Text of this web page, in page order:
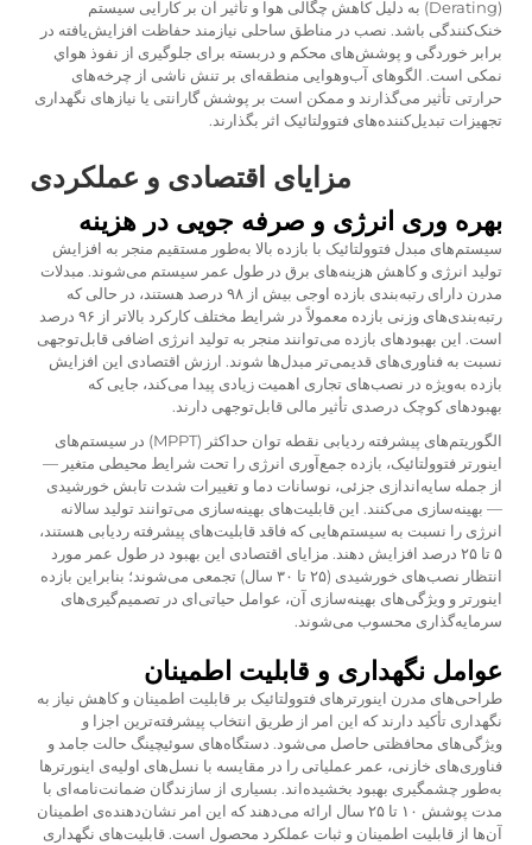
(Derating) به دلیل کاهش چگالی هوا و تأثیر آن بر کارایی سیستم
خنک‌کنندگی باشد. نصب در مناطق ساحلی نیازمند حفاظت افزایش‌یافته در
برابر خوردگی و پوشش‌های محکم و دربسته برای جلوگیری از نفوذ هواي
نمکی است. الگوهای آب‌وهوایی منطقه‌ای بر تنش ناشی از چرخه‌های
حرارتی تأثیر می‌گذارند و ممکن است بر پوشش گارانتی یا نیازهای نگهداری
تجهیزات تبدیل‌کننده‌های فتوولتائیک اثر بگذارند.
مزایای اقتصادی و عملکردی
بهره وری انرژی و صرفه جویی در هزینه
سیستم‌های مبدل فتوولتائیک با بازده بالا به‌طور مستقیم منجر به افزایش
تولید انرژی و کاهش هزینه‌های برق در طول عمر سیستم می‌شوند. مبدلات
مدرن دارای رتبه‌بندی بازده اوجی بیش از ۹۸ درصد هستند، در حالی که
رتبه‌بندی‌های وزنی بازده معمولاً در شرایط مختلف کارکرد بالاتر از ۹۶ درصد
است. این بهبودهای بازده می‌توانند منجر به تولید انرژی اضافی قابل‌توجهی
نسبت به فناوری‌های قدیمی‌تر مبدل‌ها شوند. ارزش اقتصادی این افزایش
بازده به‌ویژه در نصب‌های تجاری اهمیت زیادی پیدا می‌کند، جایی که
بهبودهای کوچک درصدی تأثیر مالی قابل‌توجهی دارند.
الگوریتم‌های پیشرفته ردیابی نقطه توان حداکثر (MPPT) در سیستم‌های
اینورتر فتوولتائیک، بازده جمع‌آوری انرژی را تحت شرایط محیطی متغیر —
از جمله سایه‌اندازی جزئی، نوسانات دما و تغییرات شدت تابش خورشیدی
— بهینه‌سازی می‌کنند. این قابلیت‌های بهینه‌سازی می‌توانند تولید سالانه
انرژی را نسبت به سیستم‌هایی که فاقد قابلیت‌های پیشرفته ردیابی هستند،
۵ تا ۲۵ درصد افزایش دهند. مزایای اقتصادی این بهبود در طول عمر مورد
انتظار نصب‌های خورشیدی (۲۵ تا ۳۰ سال) تجمعی می‌شوند؛ بنابراین بازده
اینورتر و ویژگی‌های بهینه‌سازی آن، عوامل حیاتی‌ای در تصمیم‌گیری‌های
سرمایه‌گذاری محسوب می‌شوند.
عوامل نگهداری و قابلیت اطمینان
طراحی‌های مدرن اینورترهای فتوولتائیک بر قابلیت اطمینان و کاهش نیاز به
نگهداری تأکید دارند که این امر از طریق انتخاب پیشرفته‌ترین اجزا و
ویژگی‌های محافظتی حاصل می‌شود. دستگاه‌های سوئیچینگ حالت جامد و
فناوری‌های خازنی، عمر عملیاتی را در مقایسه با نسل‌های اولیه‌ی اینورترها
به‌طور چشمگیری بهبود بخشیده‌اند. بسیاری از سازندگان ضمانت‌نامه‌ای با
مدت پوشش ۱۰ تا ۲۵ سال ارائه می‌دهند که این امر نشان‌دهنده‌ی اطمینان
آن‌ها از قابلیت اطمینان و ثبات عملکرد محصول است. قابلیت‌های نگهداری